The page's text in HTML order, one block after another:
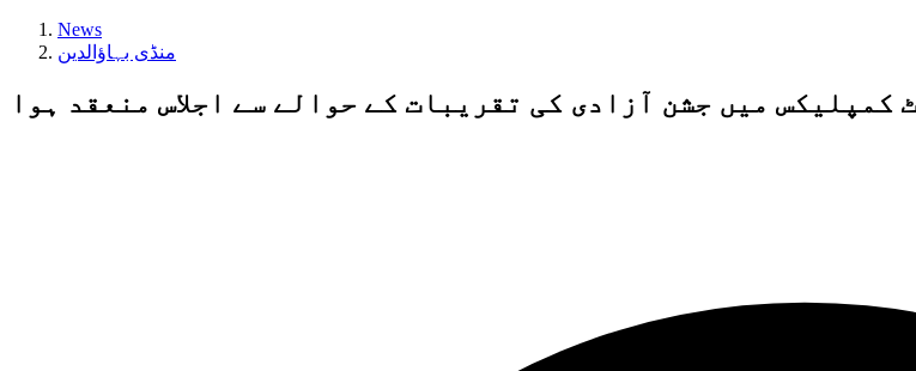
News
منڈی بہاؤالدین
کمپلیکس میں جشن آزادی کی تقریبات کے حوالے سے اجلاس منعقد ہوا